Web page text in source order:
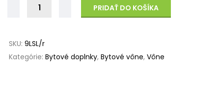
PRIDAŤ DO KOŠÍKA
SKU: 9LSL/r
Kategórie: Bytové doplnky, Bytové vône, Vône